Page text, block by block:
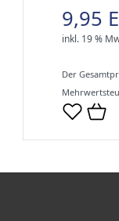
9,95
inkl. 19 %
Der